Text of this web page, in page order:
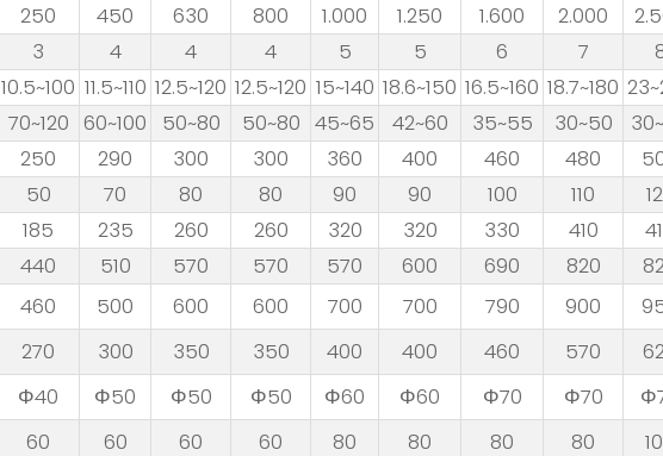
250 450 630 800 1.000 1.250 1.600 2.000
3 4 4 4 5 5 6 7
10.5~100 11.5~110 12.5~120 12.5~120 15~140 18.6~150 16.5~160 18.7~180
70~120 60~100 50~80 50~80 45~65 42~60 35~55 30~50
250 290 300 300 360 400 460 480
50 70 80 80 90 90 100 110
185 235 260 260 320 320 330 410
440 510 570 570 570 600 690 820
460 500 600 600 700 700 790 900
270 300 350 350 400 400 460 570
Φ40 Φ50 Φ50 Φ50 Φ60 Φ60 Φ70 Φ70
60 60 60 60 80 80 80 80